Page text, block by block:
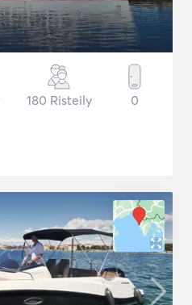
180 Risteily 0